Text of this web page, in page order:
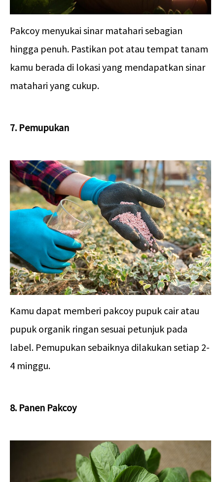
Pakcoy menyukai sinar matahari sebagian
hingga penuh. Pastikan pot atau tempat tanam
kamu berada di lokasi yang mendapatkan sinar
matahari yang cukup.
7. Pemupukan
Kamu dapat memberi pakcoy pupuk cair atau
pupuk organik ringan sesuai petunjuk pada
label. Pemupukan sebaiknya dilakukan setiap 2-
4 minggu.
8. Panen Pakcoy